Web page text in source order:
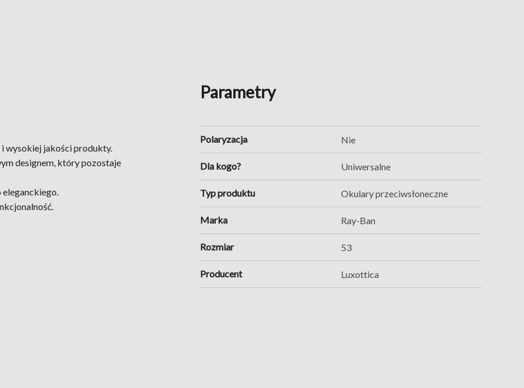
i wysokiej jakości produkty.
designem, który pozostaje
Parametry
Polaryzacja Nie
Dla kogo? Uniwersalne
Typ produktu Okulary przeciwsłoneczne
Marka Ray-Ban
Rozmiar 53
Producent Luxottica